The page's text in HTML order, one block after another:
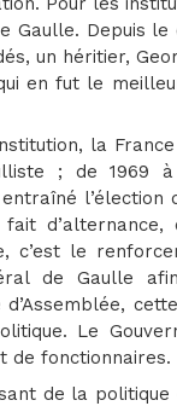
Gaulle. Depuis
un héritier,
en fut le
la
; de 1969
l’élection
d’alternance,
c’est le
de Gaulle
Le
de fonctionnaires.
de la